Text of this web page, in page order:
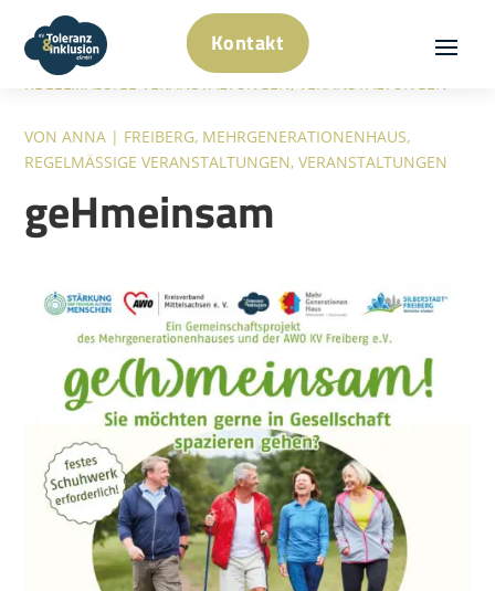
Kontakt
JAN. 21, 2026 FREIBERG MEHRGENERATIONENHAUS
REGELMÄSSIGE VERANSTALTUNGEN
, VERANSTALTUNGEN
VONANNA | FREIBERG, MEHRGENERATIONENHAUS,
REGELMÄSSIGE VERANSTALTUNGEN
,VERANSTALTUNGEN
geHmeinsam